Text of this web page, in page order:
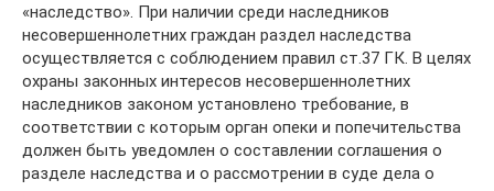
«наследство». При наличии среди наследников
несовершеннолетних граждан раздел наследства
осуществляется с соблюдением правил ст.37 ГК. В целях
охраны законных интересов несовершеннолетних
наследников законом установлено требование, в
соответствии с которым орган опеки и попечительства
должен быть уведомлен о составлении соглашения о
разделе наследства и о рассмотрении в суде дела о